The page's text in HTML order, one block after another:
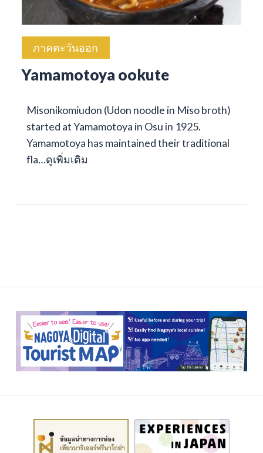
ภาคตะวันออก
Yamamotoya ookute
Misonikomiudon (Udon noodle in Miso broth)
started at Yamamotoya in Osu in 1925.
Yamamotoya has maintained their traditional
fla…ดูเพิ่มเติม